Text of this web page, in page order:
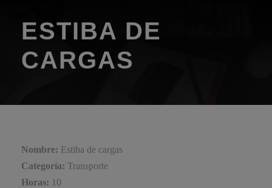
ESTIBA DE
CARGAS
Nombre: Estiba de cargas
Categoría: Transporte
Horas: 10